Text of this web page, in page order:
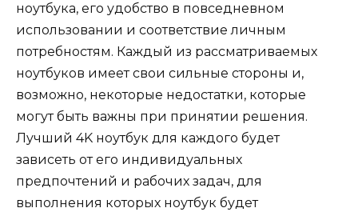
ноутбука, его удобство в повседневном
использовании и соответствие личным
потребностям. Каждый из рассматриваемых
ноутбуков имеет свои сильные стороны и,
возможно, некоторые недостатки, которые
могут быть важны при принятии решения.
Лучший 4K ноутбук для каждого будет
зависеть от его индивидуальных
предпочтений и рабочих задач, для
выполнения которых ноутбук будет